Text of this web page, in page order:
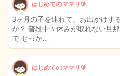
はじめてのママリ🔰
3ヶ月の子を連れて、お出かけす
か？ 普段中々休みが取れない旦
で せっか…
はじめてのママリ🔰